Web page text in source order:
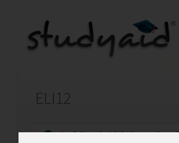
ELI12
Auf StudyAid.de